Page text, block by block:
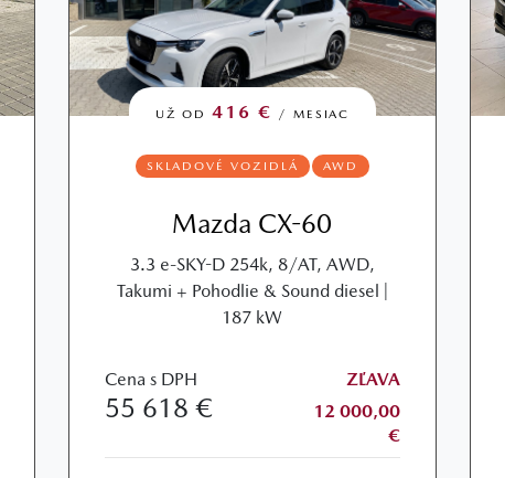
UŽ OD416 € / MESIAC
SKLADOVÉ VOZIDLÁ AWD
Mazda CX-60
3.3 e-SKY-D 254k, 8/AT, AWD,
Takumi + Pohodlie & Sound diesel |
187 kW
Cena s DPH
55 618 €
ZĽAVA
12 000,00
€